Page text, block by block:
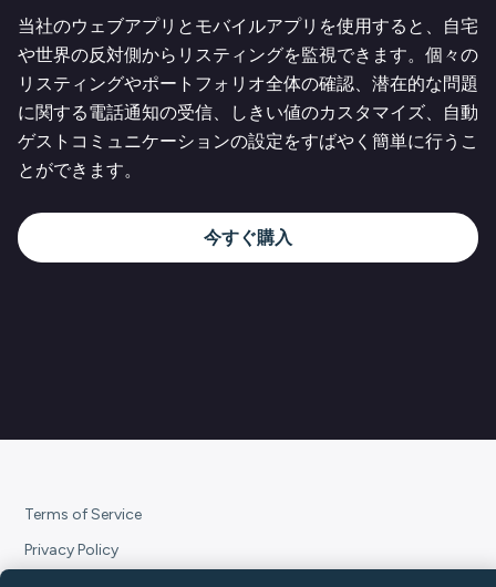
当社のウェブアプリとモバイルアプリを使用すると、自宅
や世界の反対側からリスティングを監視できます。個々の
リスティングやポートフォリオ全体の確認、潜在的な問題
に関する電話通知の受信、しきい値のカスタマイズ、自動
ゲストコミュニケーションの設定をすばやく簡単に行うこ
とができます。
今すぐ購入
Terms of Service
Privacy Policy